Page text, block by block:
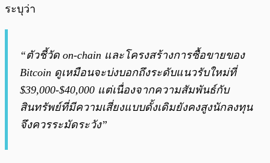
ระบุว่า
“ตัวชี้วัด on-chain และโครงสร้างการซื้อขายของ
Bitcoin ดูเหมือนจะบ่งบอกถึงระดับแนวรับใหม่ที่
$39,000-$40,000 แต่เนื่องจากความสัมพันธ์กับ
สินทรัพย์ที่มีความเสี่ยงแบบดั้งเดิมยังคงสูงนักลงทุน
จึงควรระมัดระวัง”